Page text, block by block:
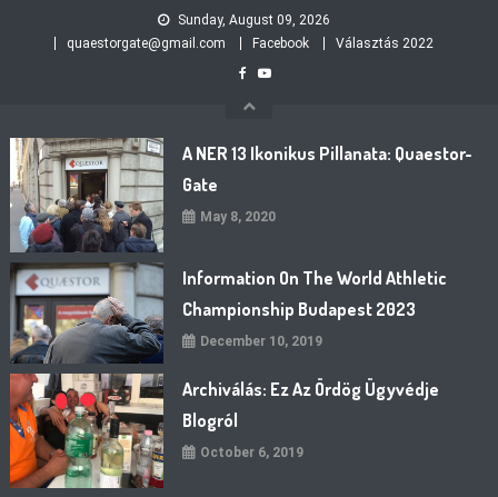
Sunday, August 09, 2026
quaestorgate@gmail.com
Facebook Választás 2022
A NER 13 Ikonikus Pillanata: Quaestor-
Gate
May 8, 2020
Information On The World Athletic
Championship Budapest 2023
December 10, 2019
Archiválás: Ez Az Ördög Ügyvédje
Blogról
October 6, 2019